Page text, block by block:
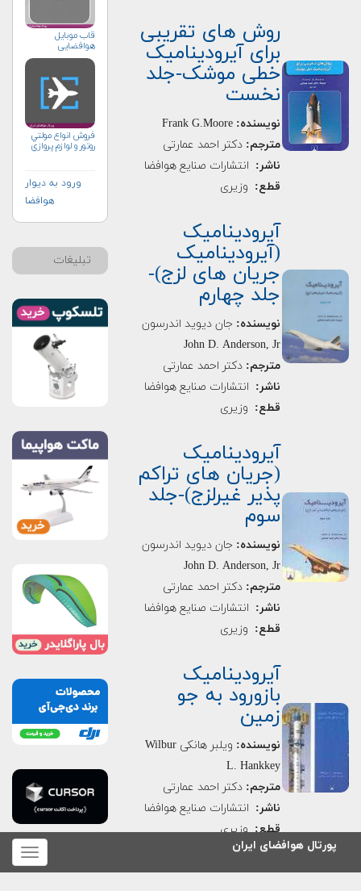
روش های تقریبی
برای آیرودینامیک
خطی موشک-جلد
نخست
نویسنده: Frank G.Moore
مترجم: دكتر احمد عمارتی
ناشر:
قطع: وزیری
آیرودینامیک
(آیرودینامیک
جریان های لزج)-
جلد چهارم
نویسنده: جان دیوید اندرسون
John D. Anderson, Jr
مترجم: دكتر احمد عمارتی
ناشر:
قطع: وزیری
آیرودینامیک
(جریان های تراکم
پذیر غیرلزج)-جلد
سوم
نویسنده: جان دیوید اندرسون
John D. Anderson, Jr
مترجم: دكتر احمد عمارتی
ناشر:
قطع: وزیری
آیرودینامیک
بازورود به جو
زمین
نویسنده:
ویلبر هانکی Wilbur
L. Hankkey
مترجم: دكتر احمد عمارتی
ناشر:
قطع:وزیری
قاب موبایل
هوافضایی
فروش انواع مولتي
روتور و لوازم پروازي
ورود به دیوار
هوافضا
تبلیغات
برای
نمایش
پورتال هوافضای ایران